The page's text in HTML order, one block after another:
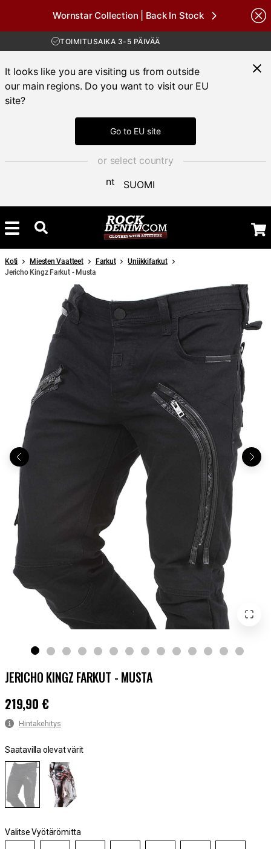
Wornstar Collection | Back In Stock
ILMAINEN TOIMITUS YLI 100 € TILAUKSIIN
TOIMITUSAIKA 3-5 PÄIVÄÄ
ILMAINEN TOIMITUS YLI 100 € TILAUKSIIN
It looks like you are visiting us from outside
our main regions. Do you want to visit our EU
site?
Go to EU site
or select country
SUOMI
Koti Miesten Vaatteet Farkut
Uniikkifarkut
Jericho Kingz Farkut - Musta
JERICHO KINGZ FARKUT - MUSTA
Hinta :219,90 €
219,90 €
Hintakehitys
Saatavilla olevat värit
Valitse Vyötärömitta